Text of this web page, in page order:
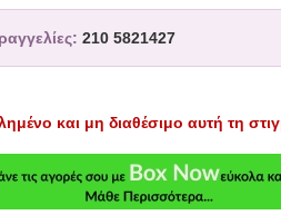
210 5821427
και μη διαθέσιμο αυτή τη